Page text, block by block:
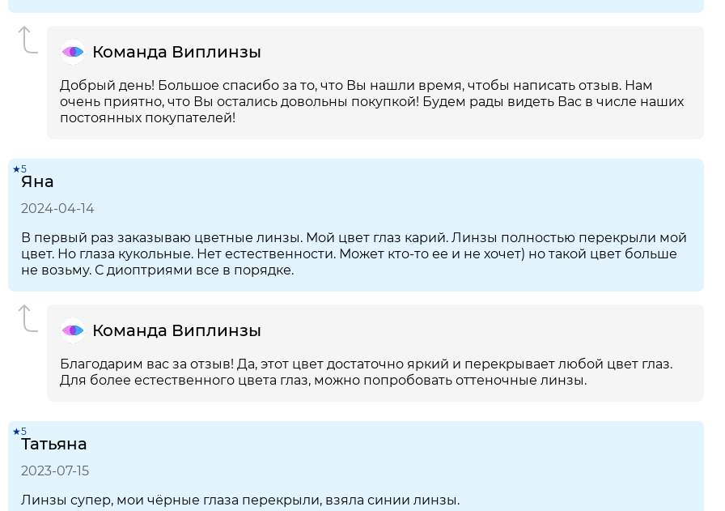
Команда Виплинзы
Добрый день! Большое спасибо за то, что Вы нашли время, чтобы написать отзыв. Нам
очень приятно, что Вы остались довольны покупкой! Будем рады видеть Вас в числе наших
постоянных покупателей!
★5
Яна
2024-04-14
В первый раз заказываю цветные линзы. Мой цвет глаз карий. Линзы полностью перекрыли мой
цвет. Но глаза кукольные. Нет естественности. Может кто-то ее и не хочет) но такой цвет больше
не возьму. С диоптриями все в порядке.
Команда Виплинзы
Благодарим вас за отзыв! Да, этот цвет достаточно яркий и перекрывает любой цвет глаз.
Для более естественного цвета глаз, можно попробовать оттеночные линзы.
★5
Татьяна
2023-07-15
Линзы супер, мои чёрные глаза перекрыли, взяла синии линзы.